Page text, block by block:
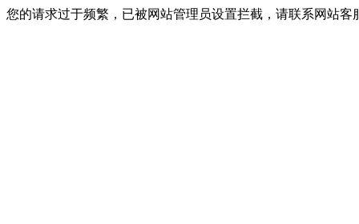
您的请求过于频繁，已被网站管理员设置拦截，请联系网站客